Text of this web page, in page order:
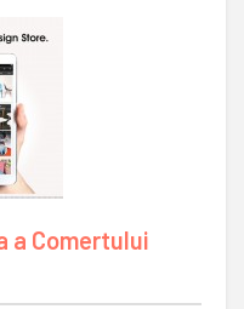
a Comertului